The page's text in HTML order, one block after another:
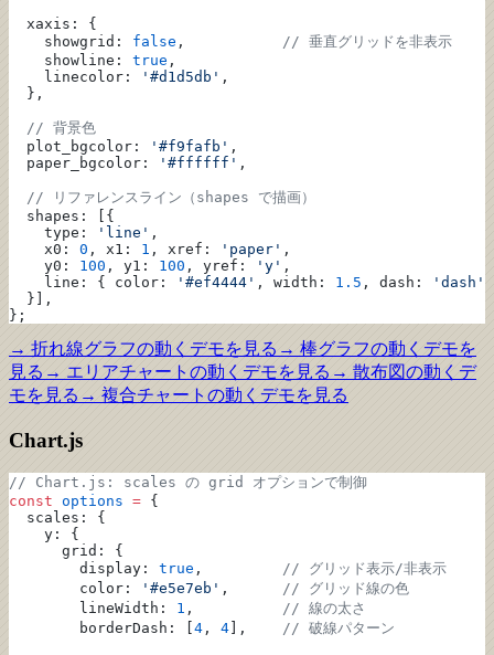
  xaxis: {
    showgrid:
false ,
// 垂直グリッドを非表示
    showline:
true ,
    linecolor:
'#d1d5db' ,
  },
  // 背景色
  plot_bgcolor:
'#f9fafb' ,
  paper_bgcolor:
'#ffffff' ,
  // リファレンスライン（shapes で描画）
  shapes: [{
    type:
'line' ,
    x0:
0 , x1: 1 , xref: 'paper' ,
    y0:
100 , y1: 100 , yref: 'y' ,
    line: { color:
'#ef4444' , width: 1.5 , dash: 'dash'
  }],
};
→ 折れ線グラフの動くデモを見る → 棒グラフの動くデモを
見る → エリアチャート の動くデモを見る → 散布図の動くデ
モを見る → 複合チャート の動くデモを見る
Chart.js
// Chart.js: scales の grid オプションで制御
const options = {
  scales: {
    y: {
      grid: {
        display:
true , // グリッド表示/非表示
        color:
'#e5e7eb' , // グリッド線の色
        lineWidth:
1 , // 線の太さ
        borderDash: [
4 , 4 ], // 破線パターン